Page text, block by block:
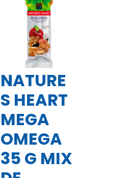
NATURE
S HEART
MEGA
OMEGA
35 G MIX